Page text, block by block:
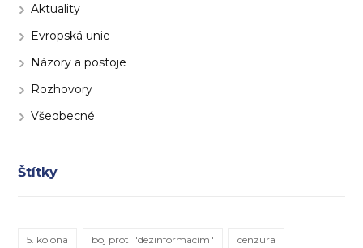
Aktuality
Evropská unie
Názory a postoje
Rozhovory
Všeobecné
Štítky
5. kolona boj proti "dezinformacím" cenzura